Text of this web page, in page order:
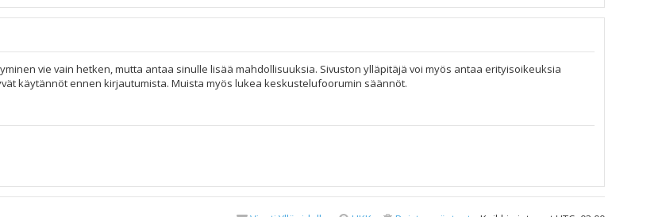
vie vain hetken, mutta antaa sinulle lisää mahdollisuuksia. Sivuston ylläpitäjä voi myös antaa erityisoikeuksia
käytännöt ennen kirjautumista. Muista myös lukea keskustelufoorumin säännöt.